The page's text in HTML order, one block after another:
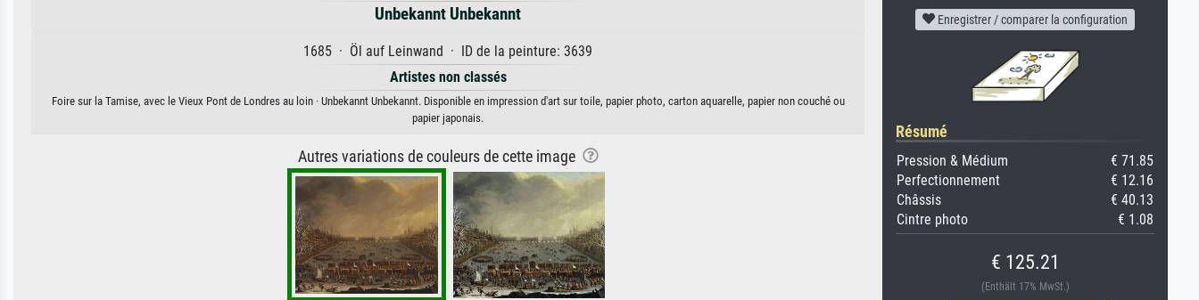
Unbekannt Unbekannt
1685 · Öl auf Leinwand · ID de la peinture: 3639
Artistes non classés
Foire sur la Tamise, avec le Vieux Pont de Londres au loin · Unbekannt Unbekannt. Disponible en impression d'art sur toile, papier photo, carton aquarelle, papier non couché ou
papier japonais.
Autres variations de couleurs de cette image
Enregistrer / comparer la configuration
Résumé
Pression & Médium
€ 71.85
Perfectionnement
€ 12.16
Châssis
€ 40.13
Cintre photo
€ 1.08
€ 125.21
(Enthält 17% MwSt.)